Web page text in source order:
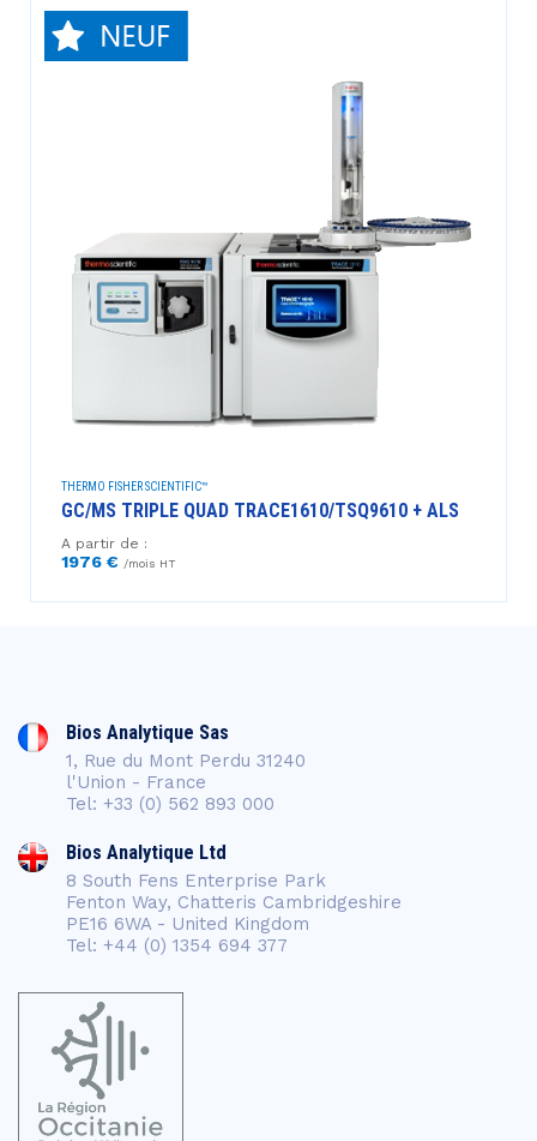
THERMO FISHER SCIENTIFIC™
GC/MS TRIPLE QUAD TRACE1610/TSQ9610 + ALS
A partir de :
1976 € /mois HT
Bios Analytique Sas
1, Rue du Mont Perdu 31240
l'Union - France
Tel: +33 (0) 562 893 000
Bios Analytique Ltd
8 South Fens Enterprise Park
Fenton Way, Chatteris Cambridgeshire
PE16 6WA - United Kingdom
Tel: +44 (0) 1354 694 377